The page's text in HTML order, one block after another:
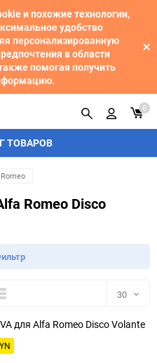
и похожие технологии,
удобство
персонализированную
в области
помогая получить
ТОВАРОВ
0
Romeo Disco
30
30
для Alfa Romeo Disco Volante